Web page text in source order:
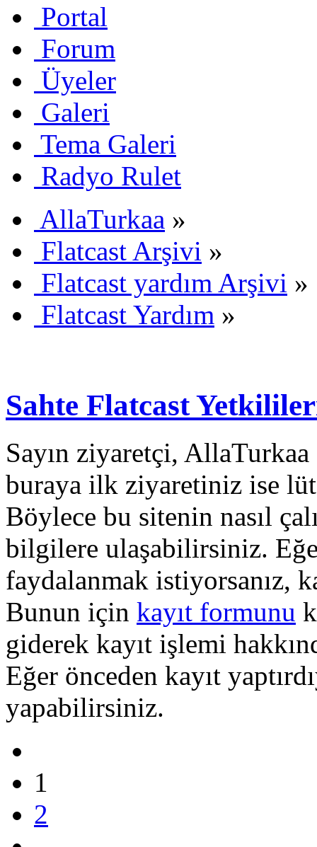
Portal
Forum
Üyeler
Galeri
Tema Galeri
Radyo Rulet
AllaTurkaa »
Flatcast Arşivi »
Flatcast yardım Arşivi »
Flatcast Yardım »
Sahte Flatcast
Sayın ziyaretçi,
buraya ilk ziyaretiniz ise
Böylece bu sitenin nasıl
bilgilere ulaşabilirsiniz.
faydalanmak istiyorsanız,
Bunun için kayıt formunu
giderek kayıt işlemi
Eğer önceden kayıt
yapabilirsiniz.
1
2